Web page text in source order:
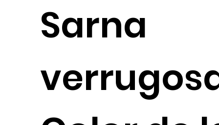
Sarna